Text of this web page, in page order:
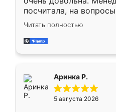
посчитала, на
Замерщик приехал в
делу со всей
за день, ребята
Читать полностью
Аринка Р.
5 августа 2026